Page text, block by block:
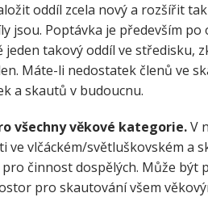
oddíl zcela nový a rozšířit
jsou. Poptávka je především po
takový oddíl ve středisku,
Máte-li nedostatek členů ve
a skautů v budoucnu.
všechny věkové kategorie.V
vlčáckém/​světluškovském a
činnost dospělých. Může být
pro skautování všem